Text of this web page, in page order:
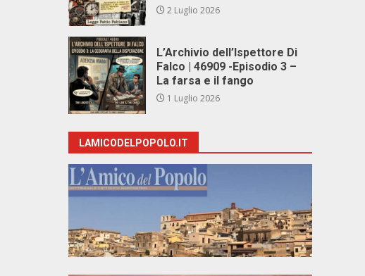
2 Luglio 2026
L’Archivio dell’Ispettore Di
Falco | 46909 -Episodio 3 –
La farsa e il fango
1 Luglio 2026
LAMICODELPOPOLO.IT